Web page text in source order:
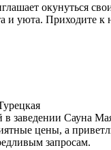
окунуться
и уюта. Приходите к
в заведении Сауна
цены, а
запросам.